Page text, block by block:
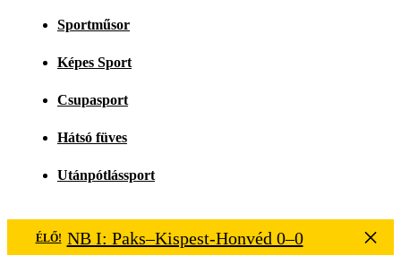
Sportműsor
Képes Sport
Csupasport
Hátsó füves
Utánpótlássport
ÉLŐ! NB I: Paks–Kispest-Honvéd 0–0